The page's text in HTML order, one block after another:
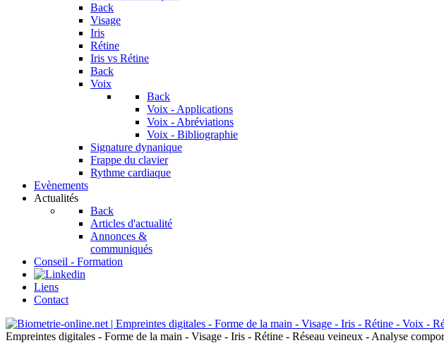
Back
Visage
Iris
Rétine
Iris vs Rétine
Back
Voix
Back
Voix - Applications
Voix - Abréviations
Voix - Bibliographie
Signature dynanique
Frappe du clavier
Rythme cardiaque
Evènements
Actualités
Back
Articles d'actualité
Annonces &
communiqués
Conseil - Formation
Liens
Contact
Empreintes digitales - Forme de la main - Visage - Iris - Rétine - Réseau veineux - Analyse